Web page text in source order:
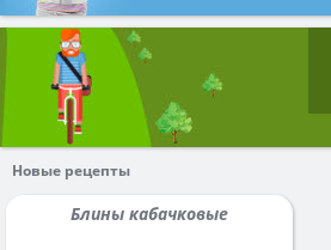
Новые рецепты
Блины кабачковые